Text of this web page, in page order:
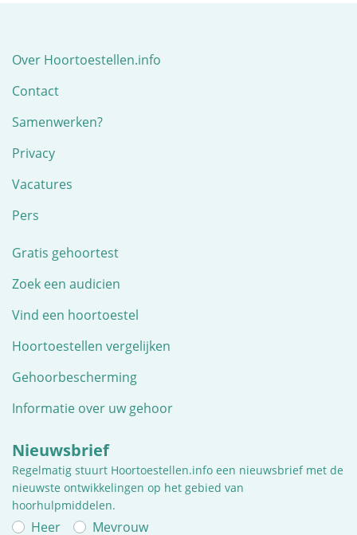
Over Hoortoestellen.info
Contact
Samenwerken?
Privacy
Vacatures
Pers
Gratis gehoortest
Zoek een audicien
Vind een hoortoestel
Hoortoestellen vergelijken
Gehoorbescherming
Informatie over uw gehoor
Nieuwsbrief
Regelmatig stuurt Hoortoestellen.info een nieuwsbrief met de
nieuwste ontwikkelingen op het gebied van
hoorhulpmiddelen.
Heer Mevrouw